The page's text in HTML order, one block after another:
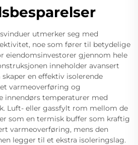
utmerker seg med
noe som fører til betydelige
eiendomsinvestorer gjennom hele
inneholder avansert
en effektiv isolerende
varmeoverføring og
innendørs temperaturer med
Luft- eller gassfylt rom mellom de
som en termisk buffer som kraftig
varmeoverføring, mens den
legger til et ekstra isoleringslag.